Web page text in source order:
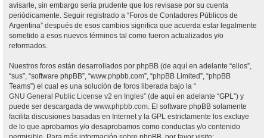
avisarle, sin embargo sería prudente que los revisase por su cuenta
periódicamente. Seguir registrado a “Foros de Contadores Públicos de
Argentina” después de esos cambios significa que acuerda estar legalmente
sometido a esos nuevos términos tal como fueron actualizados y/o
reformados.
Nuestros foros están desarrollados por phpBB (de aquí en adelante “ellos”,
“sus”, “software phpBB”, “www.phpbb.com”, “phpBB Limited”, “phpBB
Teams”) el cual es una solución de foros liberada bajo la “
GNU General Public License v2 en Ingles” (de aquí en adelante “GPL”) y
puede ser descargada de www.phpbb.com. El software phpBB solamente
facilita discusiones basadas en Internet y la GPL estrictamente los excluye
de lo que aprobamos y/o desaprobamos como conductas y/o contenido